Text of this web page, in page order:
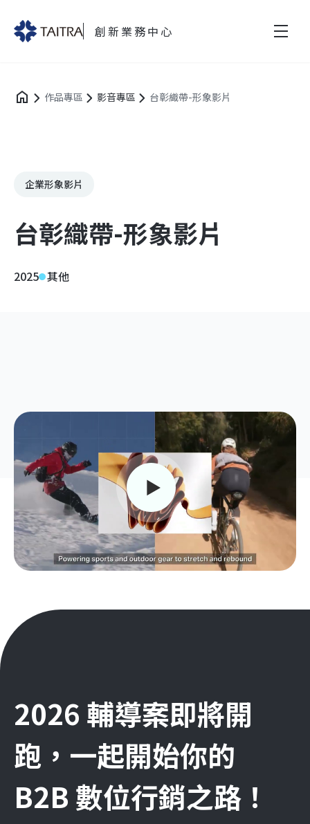
創新業務中心
作品專區 影音專區 台彰織帶-形象影片
企業形象影片
台彰織帶-形象影片
2025 其他
2026 輔導案即將開
跑，一起開始你的
B2B 數位行銷之路！